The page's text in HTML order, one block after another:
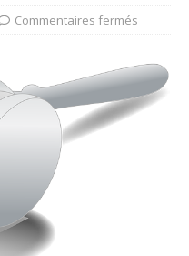
Commentaires fermés